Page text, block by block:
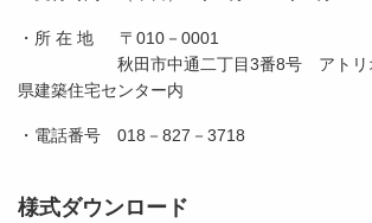
・所 在 地 〒010－0001
秋田市中通二丁目3番8号 アトリオ
県建築住宅センター内
・電話番号 018－827－3718
様式ダウンロード